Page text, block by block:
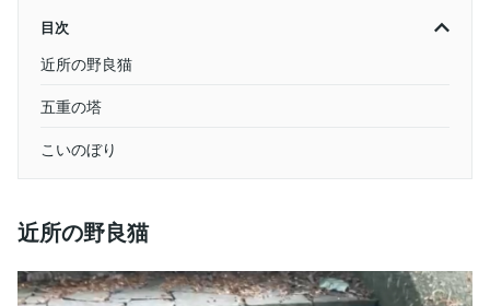
目次
近所の野良猫
五重の塔
こいのぼり
近所の野良猫